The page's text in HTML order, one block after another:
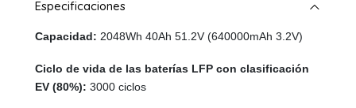
Capacidad: 2048Wh 40Ah 51.2V (640000mAh 3.2V)
Ciclo de vida de las baterías LFP con clasificación
EV (80%): 3000 ciclos